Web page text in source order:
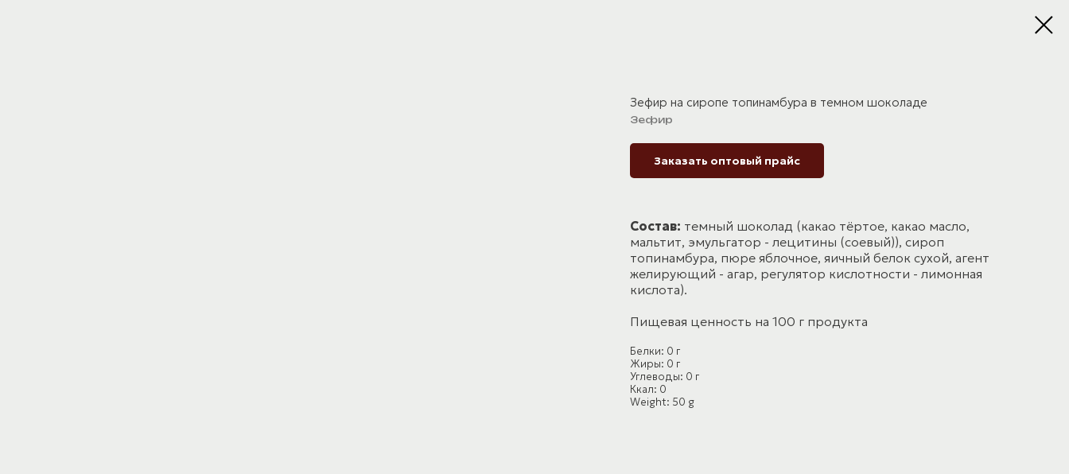
Зефир на сиропе топинамбура в темном шоколаде
Зефир
Заказать оптовый прайс
Состав: темный шоколад (какао тёртое, какао масло,
мальтит, эмульгатор - лецитины (соевый)), сироп
топинамбура, пюре яблочное, яичный белок сухой, агент
желирующий - агар, регулятор кислотности - лимонная
кислота).
Пищевая ценность на 100 г продукта
Белки: 0 г
Жиры: 0 г
Углеводы: 0 г
Ккал: 0
Weight: 50 g